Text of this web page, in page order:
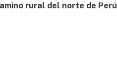
rural del norte de Perú